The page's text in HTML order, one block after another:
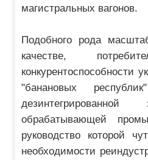
магистральных вагонов.
Подобного рода
качестве,
конкурентоспособности
"банановых
обрабатывающей
руководство которой
необходимости